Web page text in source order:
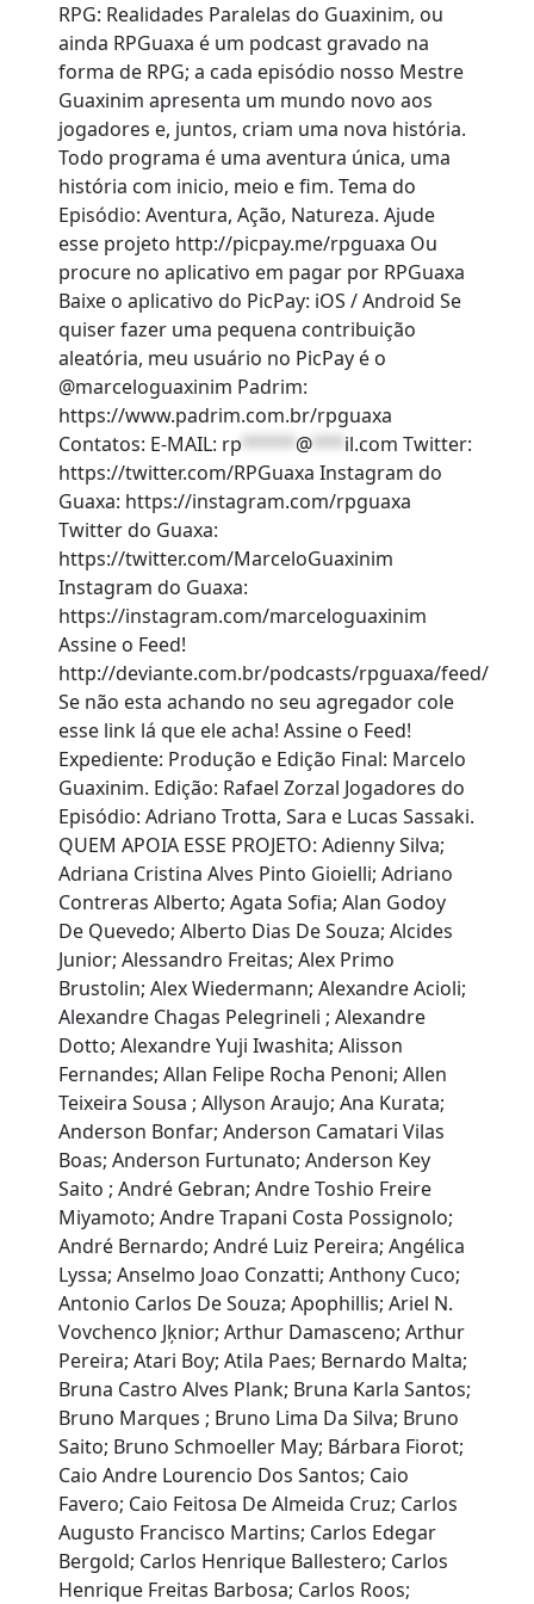
RPG: Realidades Paralelas do Guaxinim, ou
ainda RPGuaxa é um podcast gravado na
forma de RPG; a cada episódio nosso Mestre
Guaxinim apresenta um mundo novo aos
jogadores e, juntos, criam uma nova história.
Todo programa é uma aventura única, uma
história com inicio, meio e fim. Tema do
Episódio: Aventura, Ação, Natureza. Ajude
esse projeto http://picpay.me/rpguaxa Ou
procure no aplicativo em pagar por RPGuaxa
Baixe o aplicativo do PicPay: iOS / Android Se
quiser fazer uma pequena contribuição
aleatória, meu usuário no PicPay é o
@marceloguaxinim Padrim:
https://www.padrim.com.br/rpguaxa
Contatos: E-MAIL: rp ***** @*** il.com Twitter:
https://twitter.com/RPGuaxa Instagram do
Guaxa: https://instagram.com/rpguaxa
Twitter do Guaxa:
https://twitter.com/MarceloGuaxinim
Instagram do Guaxa:
https://instagram.com/marceloguaxinim
Assine o Feed!
http://deviante.com.br/podcasts/rpguaxa/feed/
Se não esta achando no seu agregador cole
esse link lá que ele acha! Assine o Feed!
Expediente: Produção e Edição Final: Marcelo
Guaxinim. Edição: Rafael Zorzal Jogadores do
Episódio: Adriano Trotta, Sara e Lucas Sassaki.
QUEM APOIA ESSE PROJETO: Adienny Silva;
Adriana Cristina Alves Pinto Gioielli; Adriano
Contreras Alberto; Agata Sofia; Alan Godoy
De Quevedo; Alberto Dias De Souza; Alcides
Junior; Alessandro Freitas; Alex Primo
Brustolin; Alex Wiedermann; Alexandre Acioli;
Alexandre Chagas Pelegrineli ; Alexandre
Dotto; Alexandre Yuji Iwashita; Alisson
Fernandes; Allan Felipe Rocha Penoni; Allen
Teixeira Sousa ; Allyson Araujo; Ana Kurata;
Anderson Bonfar; Anderson Camatari Vilas
Boas; Anderson Furtunato; Anderson Key
Saito ; André Gebran; Andre Toshio Freire
Miyamoto; Andre Trapani Costa Possignolo;
André Bernardo; André Luiz Pereira; Angélica
Lyssa; Anselmo Joao Conzatti; Anthony Cuco;
Antonio Carlos De Souza; Apophillis; Ariel N.
Vovchenco Jķnior; Arthur Damasceno; Arthur
Pereira; Atari Boy; Atila Paes; Bernardo Malta;
Bruna Castro Alves Plank; Bruna Karla Santos;
Bruno Marques ; Bruno Lima Da Silva; Bruno
Saito; Bruno Schmoeller May; Bárbara Fiorot;
Caio Andre Lourencio Dos Santos; Caio
Favero; Caio Feitosa De Almeida Cruz; Carlos
Augusto Francisco Martins; Carlos Edegar
Bergold; Carlos Henrique Ballestero; Carlos
Henrique Freitas Barbosa; Carlos Roos;